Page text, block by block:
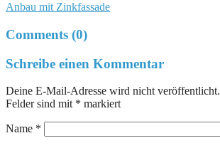
Anbau mit Zinkfassade
Comments (0)
Schreibe einen Kommentar
Deine E-Mail-Adresse wird nicht veröffentlicht.
Felder sind mit * markiert
Name *